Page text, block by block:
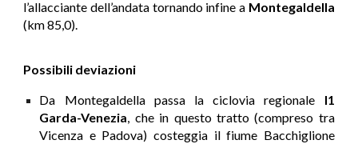
l’allacciante dell’andata tornando infine a Montegaldella
(km 85,0).
Possibili deviazioni
Da Montegaldella passa la ciclovia regionale I1
Garda-Venezia, che in questo tratto (compreso tra
Vicenza e Padova) costeggia il fiume Bacchiglione